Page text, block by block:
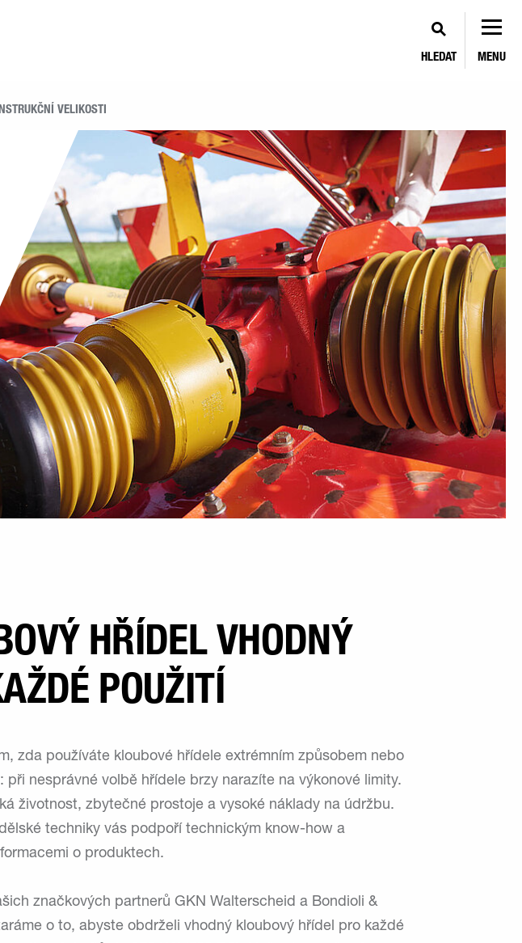
HLEDAT MENU
VELIKOSTI
HŘÍDEL VHODNÝ
POUŽITÍ
zda používáte kloubové hřídele extrémním způsobem nebo
při nesprávné volbě hřídele brzy narazíte na výkonové limity.
životnost, zbytečné prostoje a vysoké náklady na údržbu.
techniky vás podpoří technickým know-how a
o produktech.
značkových partnerů GKN Walterscheid a Bondioli &
o to, abyste obdrželi vhodný kloubový hřídel pro každé